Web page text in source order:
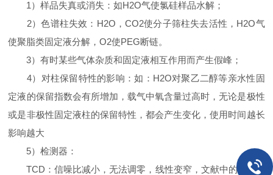
1）样品失真或消失：如H2O气使氯硅样品水解；
2）色谱柱失效：H2O，CO2使分子筛柱失去活性，H2O气
使聚脂类固定液分解，O2使PEG断链。
3）有时某些气体杂质和固定液相互作用而产生假峰；
4）对柱保留特性的影响：如：H2O对聚乙二醇等亲水性固
定液的保留指数会有所增加，载气中氧含量过高时，无论是极性
或是非极性固定液柱的保留特性，都会产生变化，使用时间越长
影响越大
5）检测器：
TCD：信噪比减小，无法调零，线性变窄，文献中的校正因